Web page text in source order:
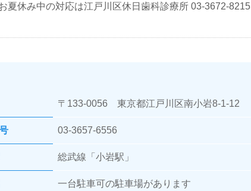
休み中の対応は江戸川区休日歯科診療所 03-3672-8215
〒133-0056 東京都江戸川区南小岩8-1-12
03-3657-6556
総武線「小岩駅」
一台駐車可の駐車場があります